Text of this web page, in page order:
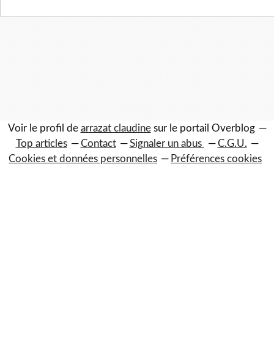
Voir le profil de arrazat claudinesur le portail Overblog
Top articles
Contact Signaler un abus
C.G.U.
Cookies et données personnelles
Préférences cookies